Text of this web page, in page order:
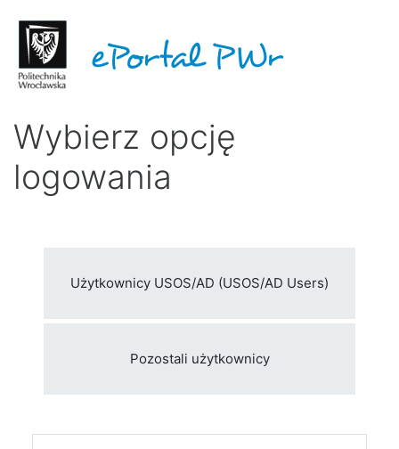
Wybierz opcję
logowania
Użytkownicy USOS/AD (USOS/AD Users)
Pozostali użytkownicy